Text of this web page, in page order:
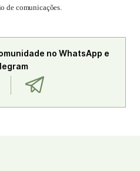
de comunicações.
no WhatsApp e